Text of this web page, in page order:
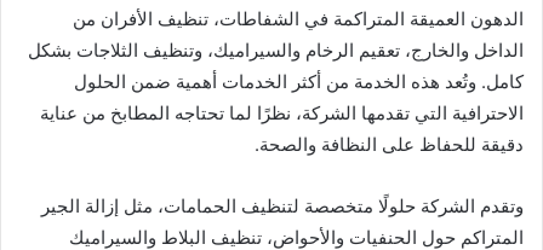
الدهون العميقة المتراكمة في الشفاطات، تنظيف الأفران من
الداخل والخارج، تعقيم الرخام والسيراميك، وتنظيف الثلاجات بشكل
كامل. وتُعد هذه الخدمة من أكثر الخدمات أهمية ضمن الحلول
الاحترافية التي تقدمها الشركة، نظرًا لما تحتاجه المطابخ من عناية
دقيقة للحفاظ على النظافة والصحة.
وتقدم الشركة حلولًا متخصصة لتنظيف الحمامات، مثل إزالة الجير
المتراكم حول الحنفيات والأحواض، تنظيف البلاط والسيراميك